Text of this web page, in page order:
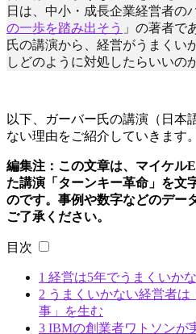
日は、中小・成長企業経営者の
の一歩を踏み出そう 」の著者で
氏の講演から、経営がうまくい
しどのように対処したらいいの
以下、ガーバー氏の講演（日本
ない理由をご紹介していきます。
編集注：この文章は、マイケル
た講演「ターンキー革命」を文
のです。事例や数字などのデー
ご了承ください。
目次
1 経営は5年でうまくいか
2 うまくいかない経営者
事」を生む
3 IBMの創業者ワトソンが